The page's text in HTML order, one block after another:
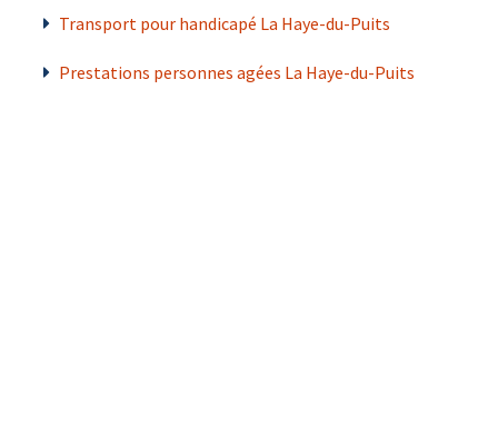
Transport pour handicapé La Haye-du-Puits
Prestations personnes agées La Haye-du-Puits